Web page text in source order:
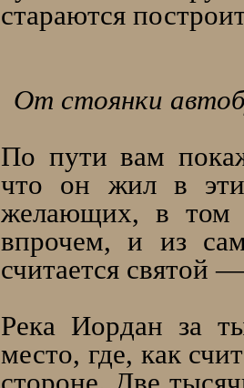
стараются
От стоянки
По пути вам
что он жил в
желающих, в том
впрочем, и из
считается святой
Река Иордан за
место, где, как